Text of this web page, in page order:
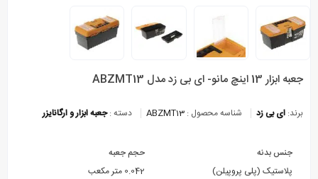
جعبه ابزار 13 اینچ مانو- ای بی زد مدل ABZMT13
برند: ای بی زد شناسه محصول : ABZMT13 دسته :جعبه ابزار و ارگانایزر
جنس بدنه
پلاستیک (پلی پروپیلن)
حجم جعبه
0.042 متر مکعب